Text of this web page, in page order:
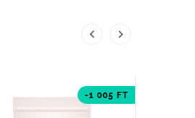
 
-1 005 FT